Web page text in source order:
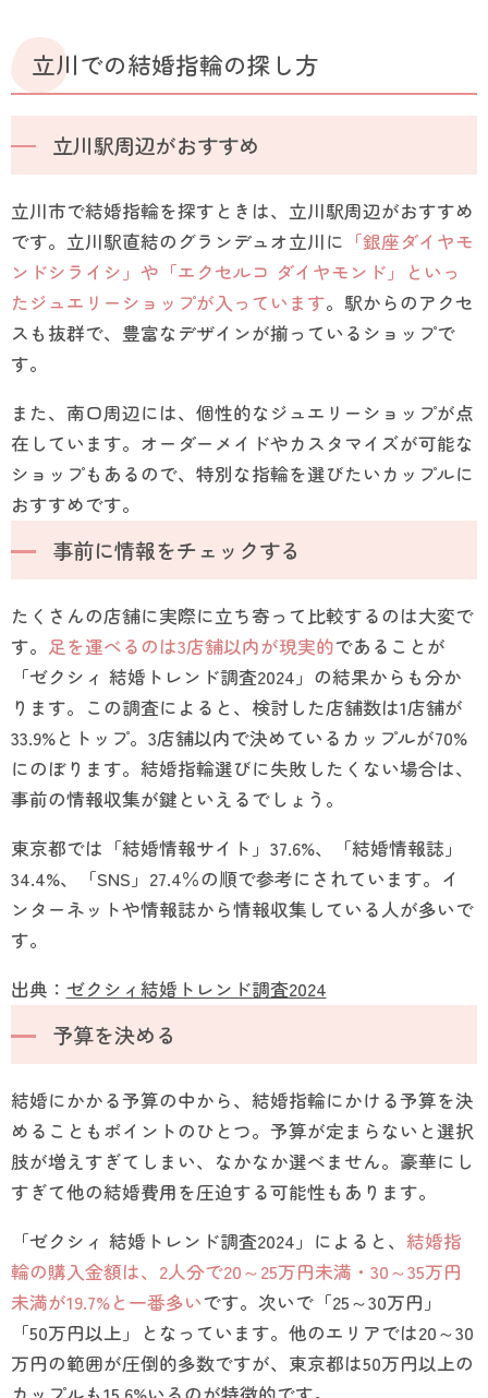
立川での結婚指輪の探し方
立川駅周辺がおすすめ
立川市で結婚指輪を探すときは、立川駅周辺がおすすめ
です。立川駅直結のグランデュオ立川に 「銀座ダイヤモ
ンドシライシ」や「エクセルコ ダイヤモンド」といっ
たジュエリーショップが入っています。駅からのアクセ
スも抜群で、豊富なデザインが揃っているショップで
す。
また、南口周辺には、個性的なジュエリーショップが点
在しています。オーダーメイドやカスタマイズが可能な
ショップもあるので、特別な指輪を選びたいカップルに
おすすめです。
事前に情報をチェックする
たくさんの店舗に実際に立ち寄って比較するのは大変で
す。 足を運べるのは3店舗以内が現実的であることが
「ゼクシィ 結婚トレンド調査2024」の結果からも分か
ります。この調査によると、検討した店舗数は1店舗が
33.9%とトップ。3店舗以内で決めているカップルが70%
にのぼります。結婚指輪選びに失敗したくない場合は、
事前の情報収集が鍵といえるでしょう。
東京都では「結婚情報サイト」37.6%、「結婚情報誌」
34.4%、「SNS」27.4％の順で参考にされています。イ
ンターネットや情報誌から情報収集している人が多いで
す。
出典： ゼクシィ結婚トレンド調査2024
予算を決める
結婚にかかる予算の中から、結婚指輪にかける予算を決
めることもポイントのひとつ。予算が定まらないと選択
肢が増えすぎてしまい、なかなか選べません。豪華にし
すぎて他の結婚費用を圧迫する可能性もあります。
「ゼクシィ 結婚トレンド調査2024」によると、 結婚指
輪の購入金額は、2人分で20～25万円未満・30～35万円
未満が19.7%と一番多いです。次いで「25～30万円」
「50万円以上」となっています。他のエリアでは20～30
万円の範囲が圧倒的多数ですが、東京都は50万円以上の